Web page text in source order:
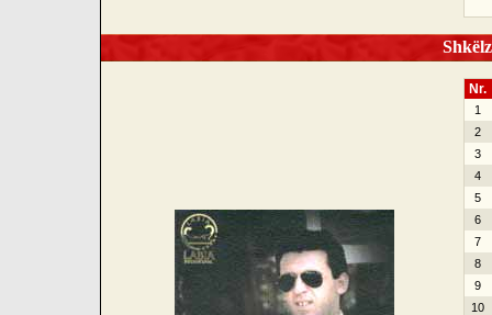
Nr.
1
2
3
4
5
6
7
8
9
10